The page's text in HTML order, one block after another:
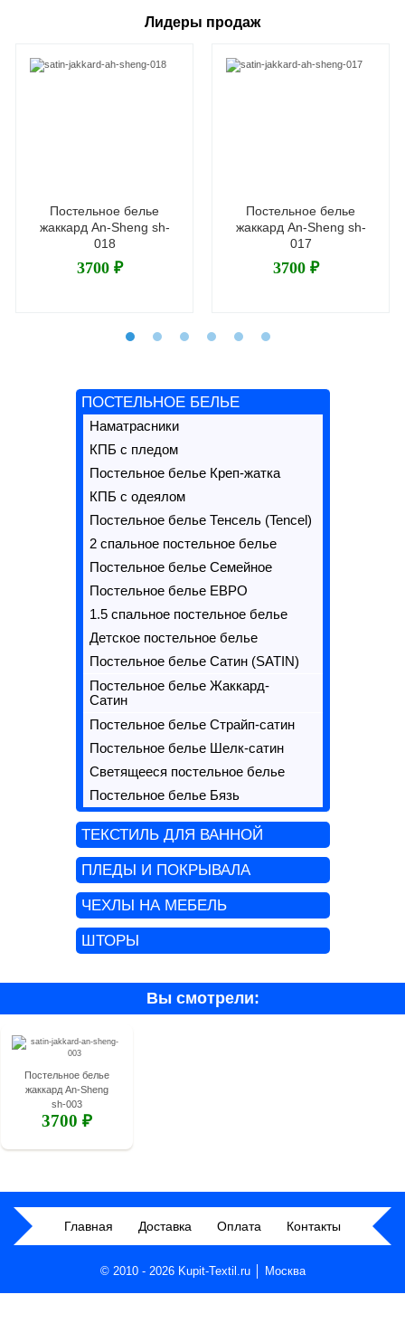
ПОСТЕЛЬНОЕ БЕЛЬЕ
Наматрасники
КПБ с пледом
Постельное белье Креп-жатка
КПБ с одеялом
Постельное белье Тенсель (Tencel)
2 спальное постельное белье
Постельное белье Семейное
Постельное белье ЕВРО
1.5 спальное постельное белье
Детское постельное белье
Постельное белье Сатин (SATIN)
Постельное белье Жаккард-
Сатин
Постельное белье Страйп-сатин
Постельное белье Шелк-сатин
Светящееся постельное белье
Постельное белье Бязь
ТЕКСТИЛЬ ДЛЯ ВАННОЙ
ПЛЕДЫ И ПОКРЫВАЛА
ЧЕХЛЫ НА МЕБЕЛЬ
ШТОРЫ
Лидеры продаж
Постельное белье
жаккард An-Sheng sh-
018
3700 ₽
Постельное белье
жаккард An-Sheng sh-
017
3700 ₽
Вы смотрели:
Постельное белье
жаккард An-Sheng
sh-003
3700 ₽
Главная Доставка Оплата Контакты
© 2010 - 2026 Kupit-Textil.ru │ Москва